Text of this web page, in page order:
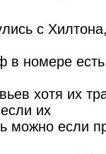
с
номере
хотя их
их
можно если